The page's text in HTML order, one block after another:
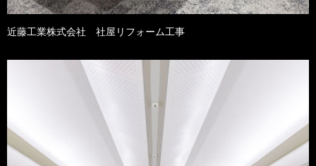
近藤工業株式会社 社屋リフォーム工事